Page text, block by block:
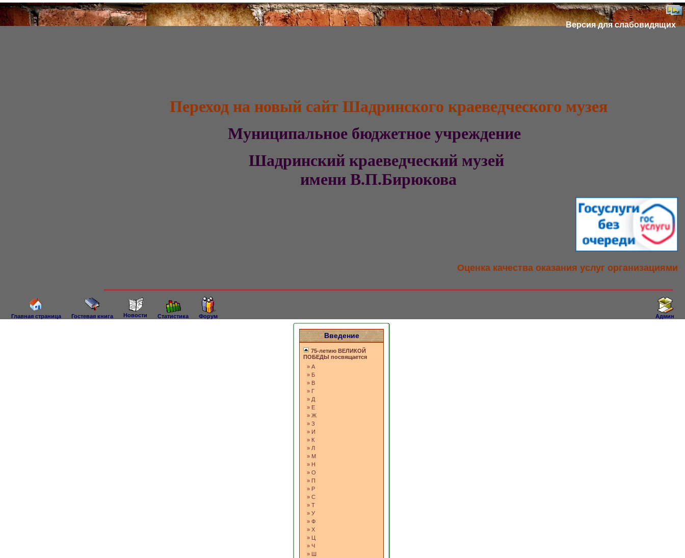
Версия для слабовидящих
Переход на новый сайт Шадринского краеведческого музея
Муниципальное бюджетное учреждение
Шадринский краеведческий музей
имени В.П.Бирюкова
Оценка качества оказания услуг организациями
Админ
Главная страница Гостевая книга Новости Статистика Форум
Введение
75-летию ВЕЛИКОЙ
ПОБЕДЫ посвящается
» А
» Б
» В
» Г
» Д
» Е
» Ж
» З
» И
» К
» Л
» М
» Н
» О
» П
» Р
» С
» Т
» У
» Ф
» Х
»
» Ч
»